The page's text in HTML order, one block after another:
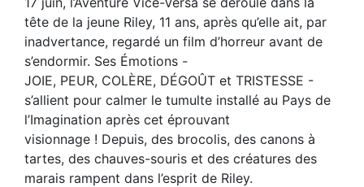
tête de la jeune Riley, 11 ans, après qu’elle ait, par
inadvertance, regardé un film d’horreur avant de
s’endormir. Ses Émotions -
JOIE, PEUR, COLÈRE, DÉGOÛT et TRISTESSE -
s’allient pour calmer le tumulte installé au Pays de
l’Imagination après cet éprouvant
visionnage ! Depuis, des brocolis, des canons à
tartes, des chauves-souris et des créatures des
marais rampent dans l’esprit de Riley.